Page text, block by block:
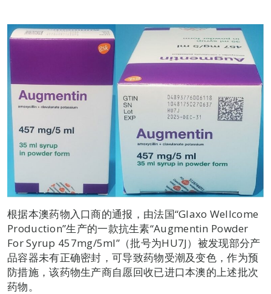
根据本澳药物入口商的通报，由法国“Glaxo Wellcome
Production”生产的一款抗生素“Augmentin Powder
For Syrup 457mg/5ml”（批号为HU7J）被发现部分产
品容器未有正确密封，可导致药物受潮及变色，作为预
防措施，该药物生产商自愿回收已进口本澳的上述批次
药物。